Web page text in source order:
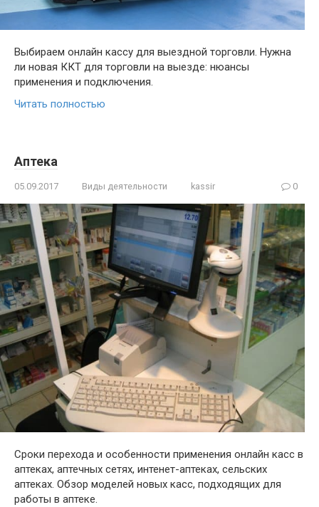
Выбираем онлайн кассу для выездной торговли. Нужна
ли новая ККТ для торговли на выезде: нюансы
применения и подключения.
Читать полностью
Аптека
05.09.2017 Виды деятельности kassir 0
Сроки перехода и особенности применения онлайн касс в
аптеках, аптечных сетях, интенет-аптеках, сельских
аптеках. Обзор моделей новых касс, подходящих для
работы в аптеке.